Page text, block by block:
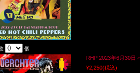
個
RHP 2023年6月30日
¥2,250(税込)